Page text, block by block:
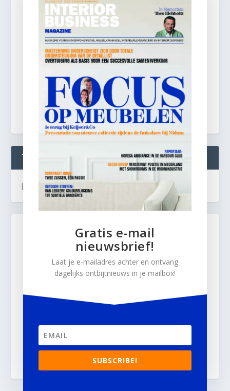
TWEETS
[custom-twitter-feeds]
Gratis e-mail
nieuwsbrief!
Laat je e-mailadres achter en ontvang
dagelijks ontbijtnieuws in je mailbox!
SUBSCRIBE!